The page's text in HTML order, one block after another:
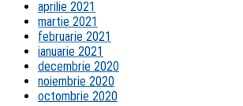
aprilie 2021
martie 2021
februarie 2021
ianuarie 2021
decembrie 2020
noiembrie 2020
octombrie 2020